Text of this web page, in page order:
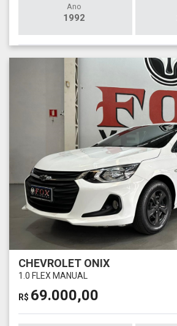
Ano
1992
CHEVROLET ONIX
1.0 FLEX MANUAL
R$ 69.000,00